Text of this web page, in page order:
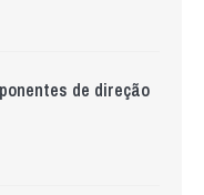
de direção